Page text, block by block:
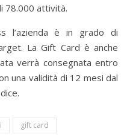
78.000 attività.
l’azienda è in grado di
La Gift Card è anche
verrà consegnata entro
una validità di 12 mesi dal
gift card